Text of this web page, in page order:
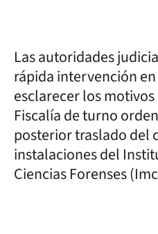
Las autoridades
rápida intervención
esclarecer los motivos
Fiscalía de turno
posterior traslado del
instalaciones del
Ciencias Forenses